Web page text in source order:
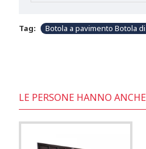
Tag: Botola a pavimento Botola
LE PERSONE HANNO